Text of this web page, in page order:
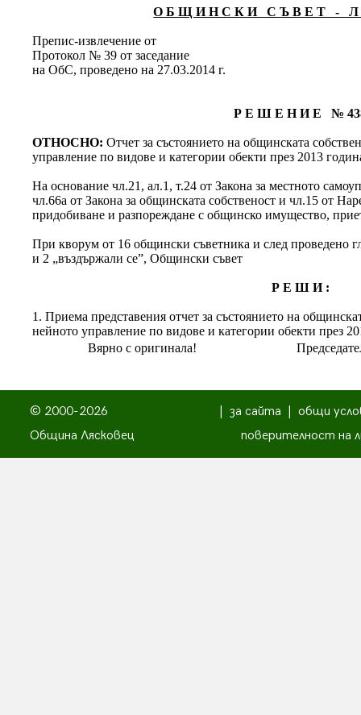
О Б Щ И Н С К И С Ъ В Е Т - Л
Препис-извлечение от
Протокол № 39 от заседание
на ОбС, проведено на 27.03.2014 г.
Р Е Ш Е Н И Е №
ОТНОСНО:Отчет за състоянието на общинската
управление по видове и категории обекти през 2013
На основание чл.21, ал.1, т.24 от Закона за местното
чл.66а от Закона за общинската собственост и чл.15 от
придобиване и разпореждане с общинско имущество,
При кворум от 16 общински съветника и след проведено
и 2 „въздържали се”, Общински съвет
Р Е Ш И :
1. Приема представения отчет за състоянието на
нейното управление по видове и категории обекти през
Вярно с оригинала!
© 2000-2026
Община Лясковец
за сайта
общи
поверителност на